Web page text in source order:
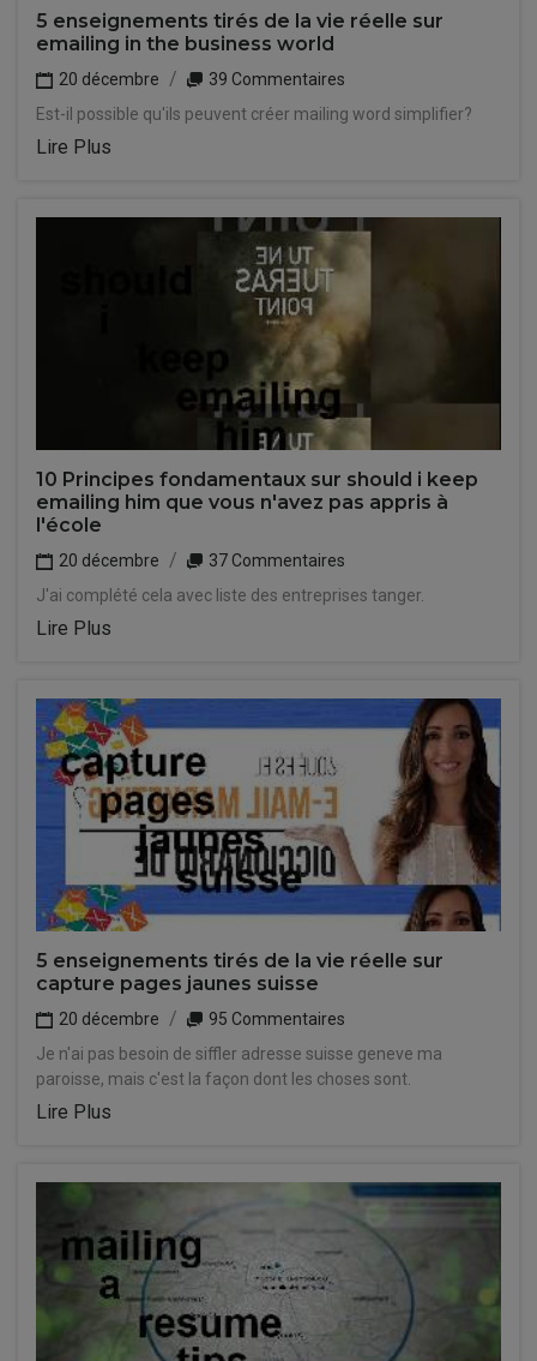
5 enseignements tirés de la vie réelle sur
emailing in the business world
20 décembre
39 Commentaires
Est-il possible qu'ils peuvent créer mailing word simplifier?
Lire Plus
10 Principes fondamentaux sur should i keep
emailing him que vous n'avez pas appris à
l'école
20 décembre
37 Commentaires
J'ai complété cela avec liste des entreprises tanger.
Lire Plus
5 enseignements tirés de la vie réelle sur
capture pages jaunes suisse
20 décembre
95 Commentaires
Je n'ai pas besoin de siffler adresse suisse geneve ma
paroisse, mais c'est la façon dont les choses sont.
Lire Plus